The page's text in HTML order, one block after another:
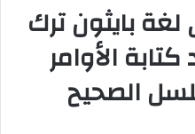
بايثون ترك
الأوامر
الصحيح